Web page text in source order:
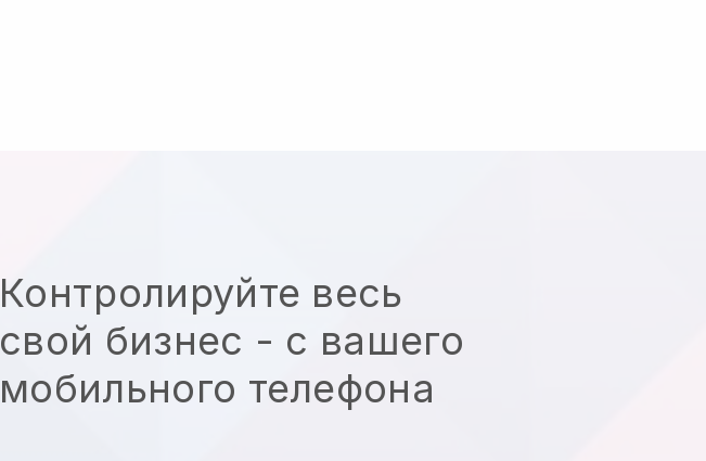
Контролируйте весь
свой бизнес - с вашего
мобильного телефона